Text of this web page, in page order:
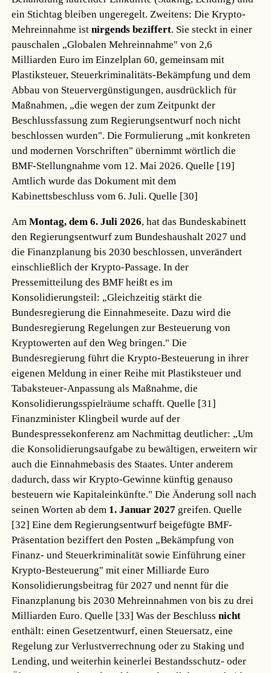
ein Stichtag bleiben ungeregelt. Zweitens: Die Krypto-
Mehreinnahme istnirgends beziffert. Sie steckt in einer
pauschalen „Globalen Mehreinnahme" von 2,6
Milliarden Euro im Einzelplan 60, gemeinsam mit
Plastiksteuer, Steuerkriminalitäts-Bekämpfung und dem
Abbau von Steuervergünstigungen, ausdrücklich für
Maßnahmen, „die wegen der zum Zeitpunkt der
Beschlussfassung zum Regierungsentwurf noch nicht
beschlossen wurden". Die Formulierung „mit konkreten
und modernen Vorschriften" übernimmt wörtlich die
BMF-Stellungnahme vom 12. Mai 2026.Quelle [19]
Amtlich wurde das Dokument mit dem
Kabinettsbeschluss vom 6. Juli.Quelle [30]
AmMontag, dem 6. Juli 2026, hat das Bundeskabinett
den Regierungsentwurf zum Bundeshaushalt 2027 und
die Finanzplanung bis 2030 beschlossen, unverändert
einschließlich der Krypto-Passage. In der
Pressemitteilung des BMF heißt es im
Konsolidierungsteil: „Gleichzeitig stärkt die
Bundesregierung die Einnahmeseite. Dazu wird die
Bundesregierung Regelungen zur Besteuerung von
Kryptowerten auf den Weg bringen." Die
Bundesregierung führt die Krypto-Besteuerung in ihrer
eigenen Meldung in einer Reihe mit Plastiksteuer und
Tabaksteuer-Anpassung als Maßnahme, die
Konsolidierungsspielräume schafft.Quelle [31]
Finanzminister Klingbeil wurde auf der
Bundespressekonferenz am Nachmittag deutlicher: „Um
die Konsolidierungsaufgabe zu bewältigen, erweitern wir
auch die Einnahmebasis des Staates. Unter anderem
dadurch, dass wir Krypto-Gewinne künftig genauso
besteuern wie Kapitaleinkünfte." Die Änderung soll nach
seinen Worten ab dem 1. Januar 2027 greifen.Quelle
[32] Eine dem Regierungsentwurf beigefügte BMF-
Präsentation beziffert den Posten „Bekämpfung von
Finanz- und Steuerkriminalität sowie Einführung einer
Krypto-Besteuerung" mit einer Milliarde Euro
Konsolidierungsbeitrag für 2027 und nennt für die
Finanzplanung bis 2030 Mehreinnahmen von bis zu drei
Milliarden Euro.Quelle [33] Was der Beschlussnicht
enthält: einen Gesetzentwurf, einen Steuersatz, eine
Regelung zur Verlustverrechnung oder zu Staking und
Lending, und weiterhin keinerlei Bestandsschutz- oder